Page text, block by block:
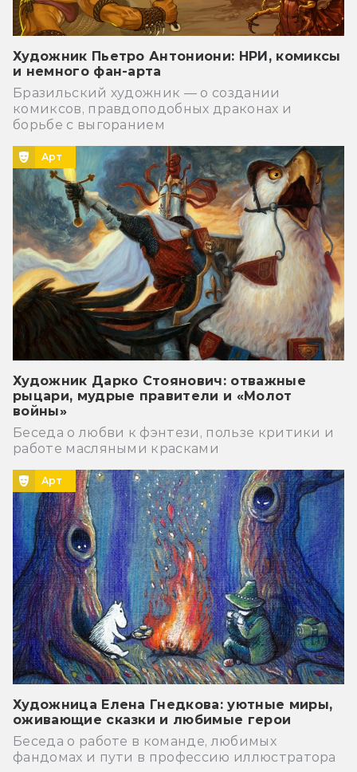
Художник Пьетро Антониони: НРИ, комиксы
и немного фан-арта
Бразильский художник — о создании
комиксов, правдоподобных драконах и
борьбе с выгоранием
Арт
Художник Дарко Стоянович: отважные
рыцари, мудрые правители и «Молот
войны»
Беседа о любви к фэнтези, пользе критики и
работе масляными красками
Арт
Художница Елена Гнедкова: уютные миры,
оживающие сказки и любимые герои
Беседа о работе в команде, любимых
фандомах и пути в профессию иллюстратора